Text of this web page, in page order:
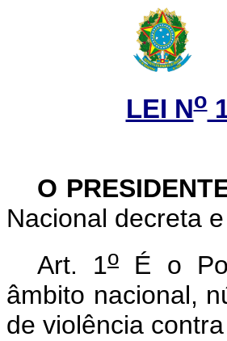
LEI No
O
Nacional decreta
Art. 1o
É o
âmbito nacional,
de violência